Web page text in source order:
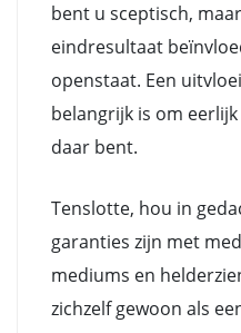
bent u sceptisch,
eindresultaat
openstaat. Een
belangrijk is om
daar bent.
Tenslotte, hou in
garanties zijn met
mediums en
zichzelf gewoon als